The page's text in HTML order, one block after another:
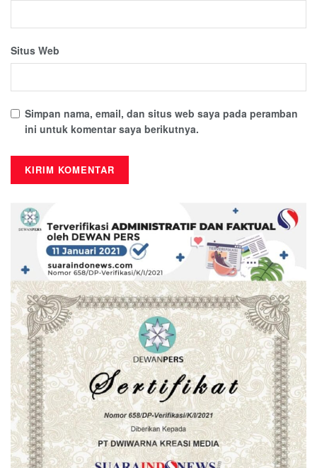
Situs Web
Simpan nama, email, dan situs web saya pada peramban
ini untuk komentar saya berikutnya.